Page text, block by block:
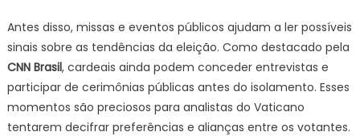
Antes disso, missas e eventos públicos ajudam a ler possíveis
sinais sobre as tendências da eleição. Como destacado pela
CNN Brasil, cardeais ainda podem conceder entrevistas e
participar de cerimônias públicas antes do isolamento. Esses
momentos são preciosos para analistas do Vaticano
tentarem decifrar preferências e alianças entre os votantes.